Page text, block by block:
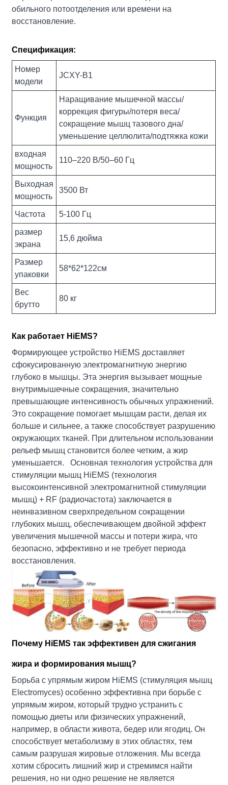
обильного потоотделения или времени на
восстановление.
Спецификация:
Номер
модели
JCXY-B1
Функция
Наращивание мышечной массы/
коррекция фигуры/потеря веса/
сокращение мышц тазового дна/
уменьшение целлюлита/подтяжка кожи
входная
мощность
110–220 В/50–60 Гц
Выходная
мощность
3500 Вт
Частота 5-100 Гц
размер
экрана
15,6 дюйма
Размер
упаковки
58*62*122см
Вес
брутто
80 кг
Как работает HiEMS?
Формирующее устройство HiEMS доставляет
сфокусированную электромагнитную энергию
глубоко в мышцы. Эта энергия вызывает мощные
внутримышечные сокращения, значительно
превышающие интенсивность обычных упражнений.
Это сокращение помогает мышцам расти, делая их
больше и сильнее, а также способствует разрушению
окружающих тканей. При длительном использовании
рельеф мышц становится более четким, а жир
уменьшается. Основная технология устройства для
стимуляции мышц HiEMS (технология
высокоинтенсивной электромагнитной стимуляции
мышц) + RF (радиочастота) заключается в
неинвазивном сверхпредельном сокращении
глубоких мышц, обеспечивающем двойной эффект
увеличения мышечной массы и потери жира, что
безопасно, эффективно и не требует периода
восстановления.
Почему HiEMS так эффективен для сжигания
жира и формирования мышц?
Борьба с упрямым жиром HiEMS (стимуляция мышц
Electromyces) особенно эффективна при борьбе с
упрямым жиром, который трудно устранить с
помощью диеты или физических упражнений,
например, в области живота, бедер или ягодиц. Он
способствует метаболизму в этих областях, тем
самым разрушая жировые отложения. Мы всегда
хотим сбросить лишний жир и стремимся найти
решения, но ни одно решение не является